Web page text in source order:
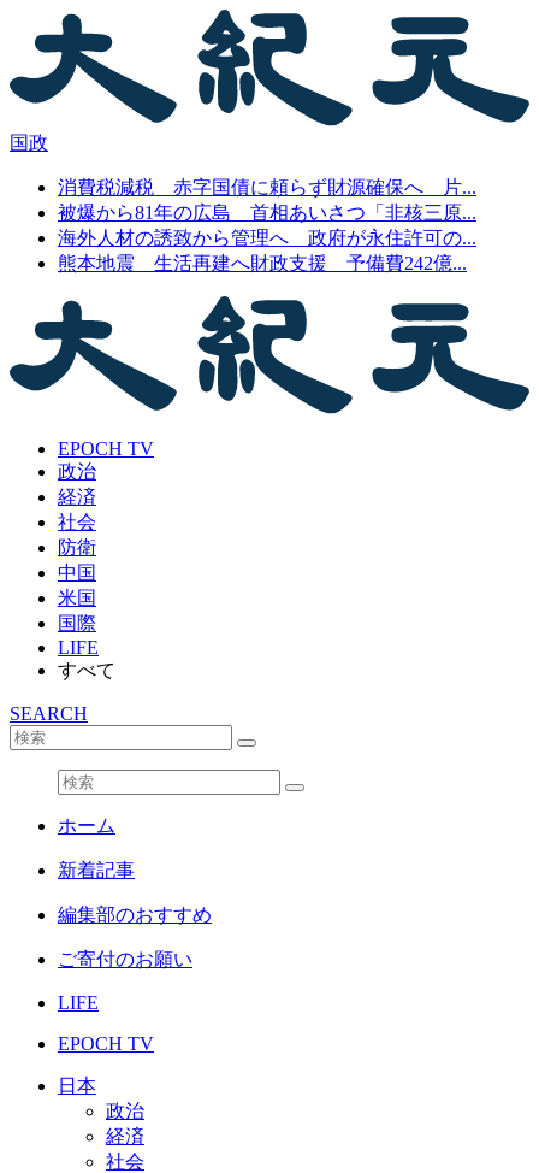
国政
消費税減税 赤字国債に頼らず財源確保へ 片...
被爆から81年の広島 首相あいさつ「非核三原...
海外人材の誘致から管理へ 政府が永住許可の...
熊本地震 生活再建へ財政支援 予備費242億...
EPOCH TV
政治
経済
社会
防衛
中国
米国
国際
LIFE
すべて
SEARCH
ホーム
新着記事
編集部のおすすめ
ご寄付のお願い
LIFE
EPOCH TV
日本
政治
経済
社会